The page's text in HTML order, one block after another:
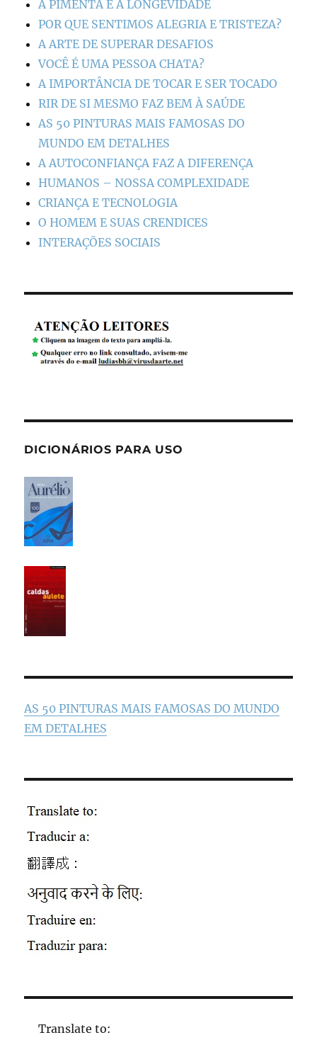
A PIMENTA E A LONGEVIDADE
POR QUE SENTIMOS ALEGRIA E TRISTEZA?
A ARTE DE SUPERAR DESAFIOS
VOCÊ É UMA PESSOA CHATA?
A IMPORTÂNCIA DE TOCAR E SER TOCADO
RIR DE SI MESMO FAZ BEM À SAÚDE
AS 50 PINTURAS MAIS FAMOSAS DO
MUNDO EM DETALHES
A AUTOCONFIANÇA FAZ A DIFERENÇA
HUMANOS – NOSSA COMPLEXIDADE
CRIANÇA E TECNOLOGIA
O HOMEM E SUAS CRENDICES
INTERAÇÕES SOCIAIS
DICIONÁRIOS PARA USO
AS 50 PINTURAS MAIS FAMOSAS DO MUNDO
EM DETALHES
Translate to: